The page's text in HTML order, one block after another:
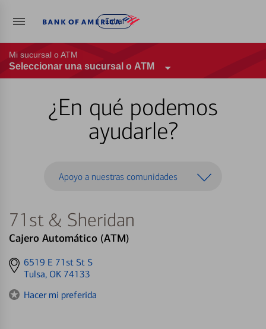
Entrar
Mi sucursal o ATM
Seleccionar una sucursal o ATM
¿En qué podemos
ayudarle?
Apoyo a nuestras comunidades
71st & Sheridan
Cajero Automático (ATM)
Get
directions
6519 E 71st St S
Tulsa, OK 74133
Hacer mi preferida